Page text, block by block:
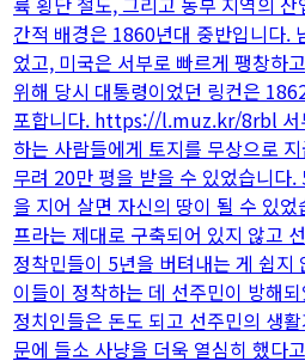
간적 배경은 1860년대 중반입니다.
었고, 미국은 서부로 빠르게 팽창하
위해 당시 대통령이었던 링컨은
포합니다. https://l.muz.kr/8rbl 서
하는 사람들에게 토지를 무상으로
무려 20만 평을 받을 수 있었습니다.
을 지어 살면 자신의 땅이 될 수 있
프라는 제대로 구축되어 있지 않고
정착민들이 5년을 버텨내는 게 쉽지
이들이 정착하는 데 선주민이 방해
정치인들은 돈도 되고 선주민의 생
문에 들소 사냥을 더욱 열심히 했다